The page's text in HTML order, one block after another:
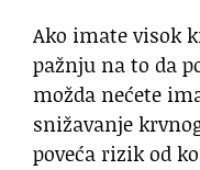
Ako imate visok
pažnju na to da
možda nećete
snižavanje
poveća rizik od